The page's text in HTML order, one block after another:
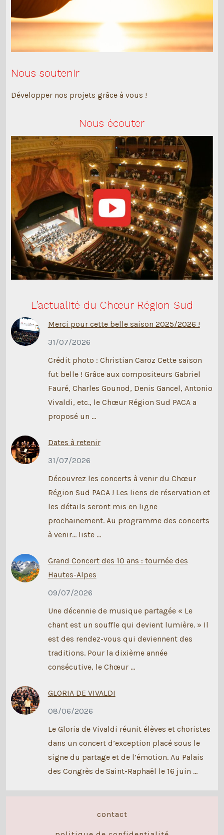
Nous soutenir
Développer nos projets grâce à vous !
Nous écouter
L’actualité du Chœur Région Sud
Merci pour cette belle saison 2025/2026 !
31/07/2026
Crédit photo : Christian Caroz Cette saison
fut belle ! Grâce aux compositeurs Gabriel
Fauré, Charles Gounod, Denis Gancel, Antonio
Vivaldi, etc., le Chœur Région Sud PACA a
proposé un …
Dates à retenir
31/07/2026
Découvrez les concerts à venir du Chœur
Région Sud PACA ! Les liens de réservation et
les détails seront mis en ligne
prochainement. Au programme des concerts
à venir… liste …
Grand Concert des 10 ans : tournée des
Hautes-Alpes
09/07/2026
Une décennie de musique partagée « Le
chant est un souffle qui devient lumière. » Il
est des rendez-vous qui deviennent des
traditions. Pour la dixième année
consécutive, le Chœur …
GLORIA DE VIVALDI
08/06/2026
Le Gloria de Vivaldi réunit élèves et choristes
dans un concert d’exception placé sous le
signe du partage et de l’émotion. Au Palais
des Congrès de Saint-Raphaël le 16 juin …
contact